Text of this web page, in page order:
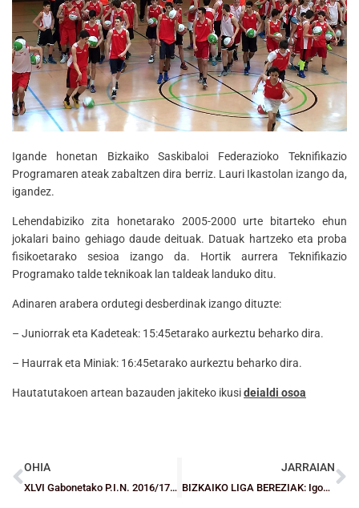
Igande honetan Bizkaiko Saskibaloi Federazioko Teknifikazio
Programaren ateak zabaltzen dira berriz. Lauri Ikastolan izango da,
igandez.
Lehendabiziko zita honetarako 2005-2000 urte bitarteko ehun
jokalari baino gehiago daude deituak. Datuak hartzeko eta proba
fisikoetarako sesioa izango da. Hortik aurrera Teknifikazio
Programako talde teknikoak lan taldeak landuko ditu.
Adinaren arabera ordutegi desberdinak izango dituzte:
– Juniorrak eta Kadeteak: 15:45etarako aurkeztu beharko dira.
– Haurrak eta Miniak: 16:45etarako aurkeztu beharko dira.
Hautatutakoen artean bazauden jakiteko ikusideialdi osoa
OHIA
XLVI Gabonetako P.I.N. 2016/17 XII Gabonetako B.E.C Torneora izena emateko epea zabalik
JARRAIAN
BIZKAIKO LIGA BEREZIAK: Igoera faseko partidak, ia erabakita